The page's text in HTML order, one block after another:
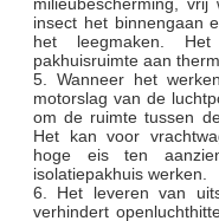
insect het binnengaan
het leegmaken.
pakhuisruimte aan
5. Wanneer het
motorslag van de
om de ruimte tussen
Het kan voor
hoge eis ten
isolatiepakhuis werken.
6. Het leveren van
verhindert